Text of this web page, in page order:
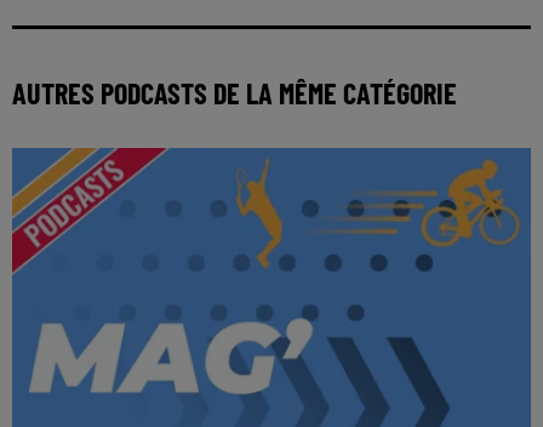
AUTRES PODCASTS DE LA MÊME CATÉGORIE